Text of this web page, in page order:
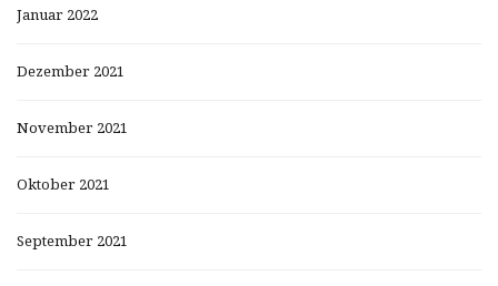
Januar 2022
Dezember 2021
November 2021
Oktober 2021
September 2021